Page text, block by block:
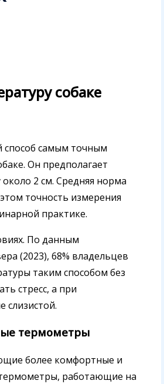
собаке
способ самым точным
Он предполагает
2 см. Средняя норма
точность измерения
практике.
По данным
(2023), 68% владельцев
таким способом без
стресс, а при
термометры
более комфортные и
работающие на